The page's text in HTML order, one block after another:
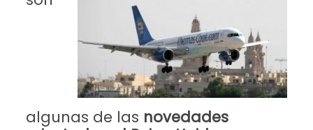
algunas de las novedades